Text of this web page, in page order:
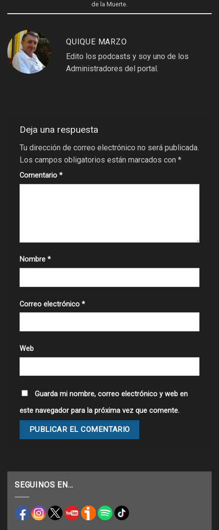
de la Muerte.
QUIQUE MARZO
Edito los podcasts y soy uno de los
Administradores del portal.
Deja una respuesta
Tu dirección de correo electrónico no será publicada.
Los campos obligatorios están marcados con *
Comentario *
Nombre *
Correo electrónico *
Web
Guarda mi nombre, correo electrónico y web en
este navegador para la próxima vez que comente.
SEGUINOS EN…